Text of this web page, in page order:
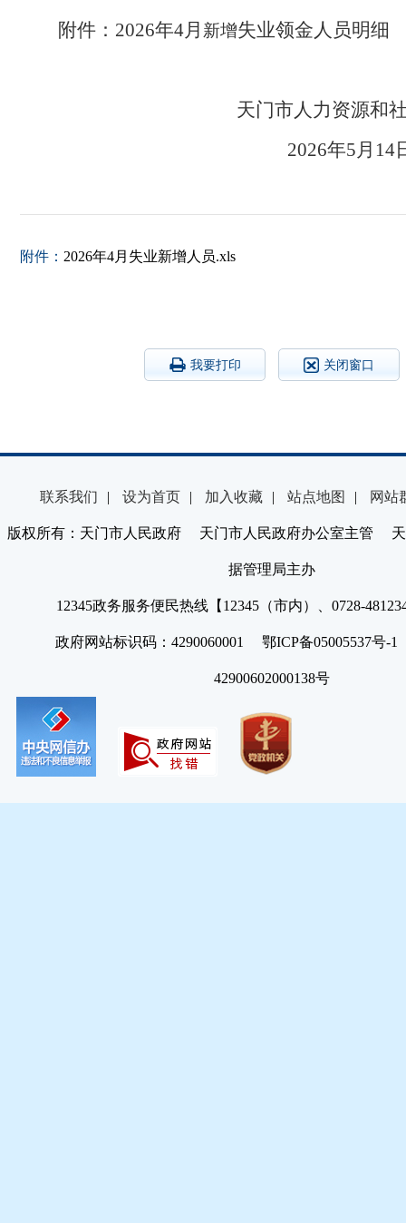
附件：2026年4月 新增失业领金人员明细
天门市人力资源
2026年
附件： 2026年4月失业新增人员.xls
我要打印 关闭窗口
联系我们 | 设为首页 | 加入收藏 | 站点地图 | 网站
版权所有：天门市人民政府 天门市人民政府办公室主管 天
据管理局主办
12345政务服务便民热线【12345（市内）、0728-
政府网站标识码：4290060001 鄂ICP备05005537号
42900602000138号